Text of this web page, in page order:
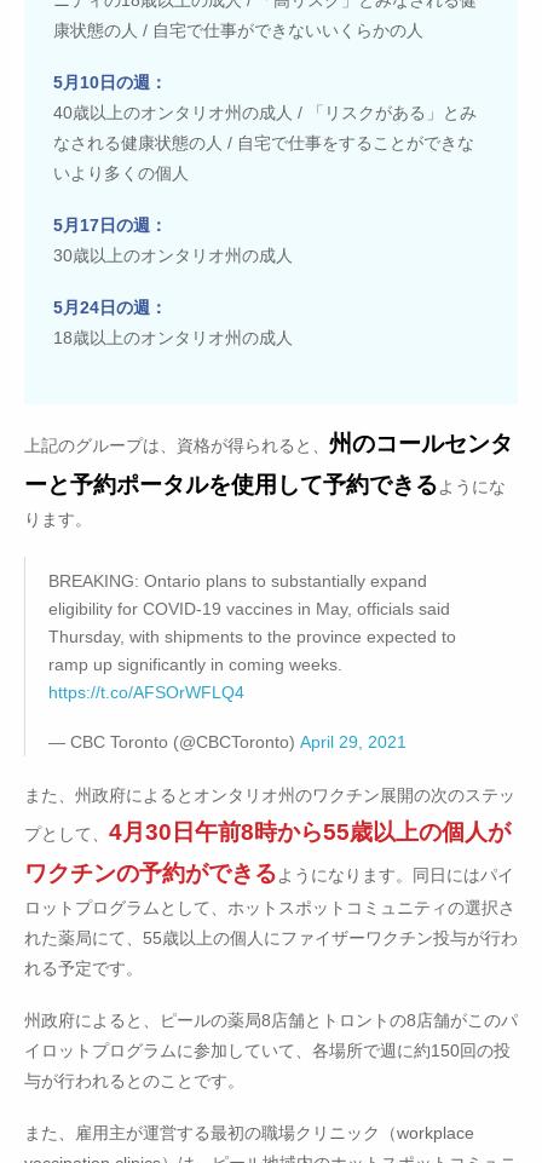
康状態の人 / 自宅で仕事ができないいくらかの人
5月10日の週：
40歳以上のオンタリオ州の成人 / 「リスクがある」とみ
なされる健康状態の人 / 自宅で仕事をすることができな
いより多くの個人
5月17日の週：
30歳以上のオンタリオ州の成人
5月24日の週：
18歳以上のオンタリオ州の成人
上記のグループは、資格が得られると、 州のコールセンタ
ーと予約ポータルを使用して予約できるようにな
ります。
BREAKING: Ontario plans to substantially expand
eligibility for COVID-19 vaccines in May, officials said
Thursday, with shipments to the province expected to
ramp up significantly in coming weeks.
https://t.co/AFSOrWFLQ4
— CBC Toronto (@CBCToronto) April 29, 2021
また、州政府によるとオンタリオ州のワクチン展開の次のステッ
プとして、 4月30日午前8時から55歳以上の個人が
ワクチンの予約ができるようになります。同日にはパイ
ロットプログラムとして、ホットスポットコミュニティの選択さ
れた薬局にて、55歳以上の個人にファイザーワクチン投与が行わ
れる予定です。
州政府によると、ピールの薬局8店舗とトロントの8店舗がこのパ
イロットプログラムに参加していて、各場所で週に約150回の投
与が行われるとのことです。
また、雇用主が運営する最初の職場クリニック（workplace